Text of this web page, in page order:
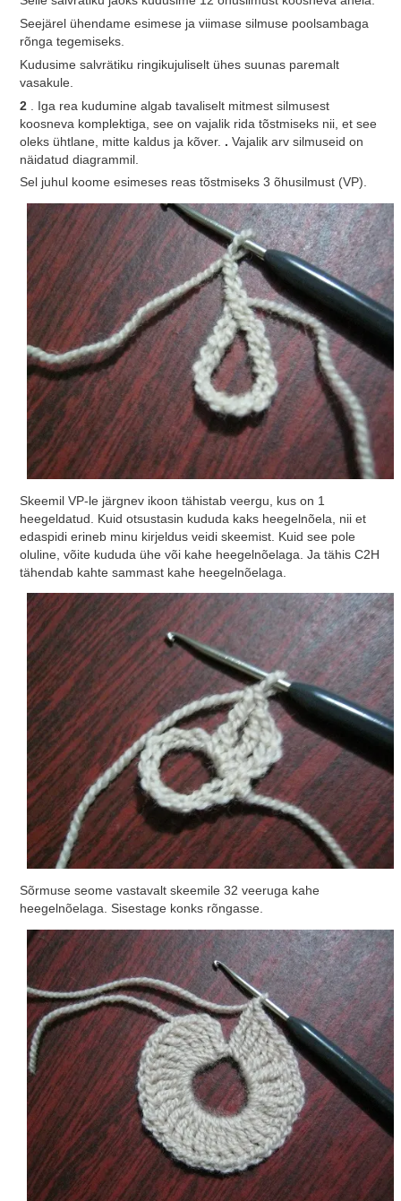
Seejärel ühendame esimese ja viimase silmuse poolsambaga
rõnga tegemiseks.
Kudusime salvrätiku ringikujuliselt ühes suunas paremalt
vasakule.
2
. Iga rea ​​kudumine algab tavaliselt mitmest silmusest
koosneva komplektiga, see on vajalik rida tõstmiseks nii, et see
oleks ühtlane, mitte kaldus ja kõver. . Vajalik arv silmuseid on
näidatud diagrammil.
Sel juhul koome esimeses reas tõstmiseks 3 õhusilmust (VP).
Skeemil VP-le järgnev ikoon tähistab veergu, kus on 1
heegeldatud. Kuid otsustasin kududa kaks heegelnõela, nii et
edaspidi erineb minu kirjeldus veidi skeemist. Kuid see pole
oluline, võite kududa ühe või kahe heegelnõelaga. Ja tähis C2H
tähendab kahte sammast kahe heegelnõelaga.
Sõrmuse seome vastavalt skeemile 32 veeruga kahe
heegelnõelaga. Sisestage konks rõngasse.